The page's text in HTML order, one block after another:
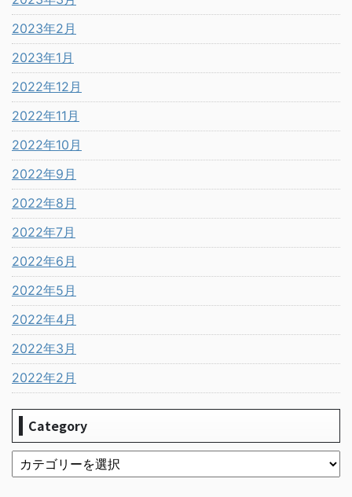
2023年2月
2023年1月
2022年12月
2022年11月
2022年10月
2022年9月
2022年8月
2022年7月
2022年6月
2022年5月
2022年4月
2022年3月
2022年2月
Category